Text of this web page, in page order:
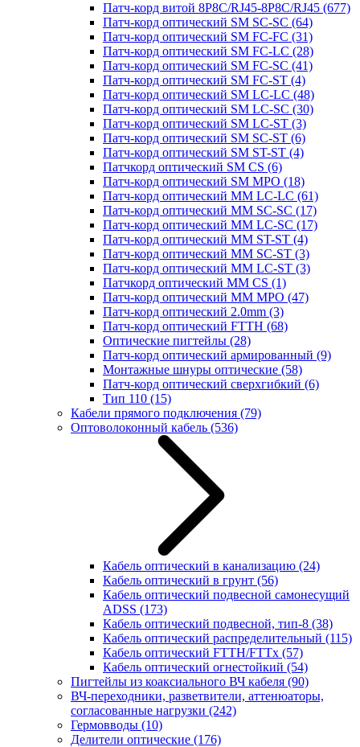
Патч-корд витой 8P8C/RJ45-8P8C/RJ45 (677)
Патч-корд оптический SM SC-SC (64)
Патч-корд оптический SM FC-FC (31)
Патч-корд оптический SM FC-LC (28)
Патч-корд оптический SM FC-SC (41)
Патч-корд оптический SM FC-ST (4)
Патч-корд оптический SM LC-LC (48)
Патч-корд оптический SM LC-SC (30)
Патч-корд оптический SM LC-ST (3)
Патч-корд оптический SM SC-ST (6)
Патч-корд оптический SM ST-ST (4)
Патчкорд оптический SM CS (6)
Патч-корд оптический SM MPO (18)
Патч-корд оптический MM LC-LC (61)
Патч-корд оптический MM SC-SC (17)
Патч-корд оптический MM LC-SC (17)
Патч-корд оптический MM ST-ST (4)
Патч-корд оптический MM SC-ST (3)
Патч-корд оптический MM LC-ST (3)
Патчкорд оптический MM CS (1)
Патч-корд оптический MM MPO (47)
Патч-корд оптический 2.0mm (3)
Патч-корд оптический FTTH (68)
Оптические пигтейлы (28)
Патч-корд оптический армированный (9)
Монтажные шнуры оптические (58)
Патч-корд оптический сверхгибкий (6)
Тип 110 (15)
Кабели прямого подключения (79)
Оптоволоконный кабель (536)
Кабель оптический в канализацию (24)
Кабель оптический в грунт (56)
Кабель оптический подвесной самонесущий
ADSS (173)
Кабель оптический подвесной, тип-8 (38)
Кабель оптический распределительный (115)
Кабель оптический FTTH/FTTx (57)
Кабель оптический огнестойкий (54)
Пигтейлы из коаксиального ВЧ кабеля (90)
ВЧ-переходники, разветвители, аттенюаторы,
согласованные нагрузки (242)
Гермовводы (10)
Делители оптические (176)